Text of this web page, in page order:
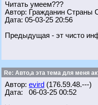
Читать умеем???
Автор: Гражданин Страны
Дата: 05-03-25 20:56
Предыдущая - эт чисто
Re: Авто,а эта тема для меня
Автор: evird (176.59.48.---)
Дата: 06-03-25 00:52